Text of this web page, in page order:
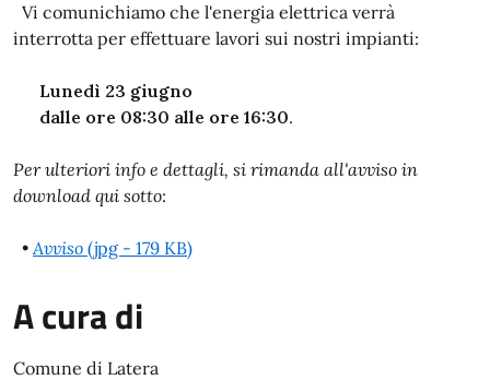
Vi comunichiamo che l'energia elettrica verrà
interrotta per effettuare lavori sui nostri impianti:
Lunedì 23 giugno
dalle ore 08:30 alle ore 16:30.
Per ulteriori info e dettagli, si rimanda all'avviso in
download qui sotto:
•Avviso (jpg - 179 KB)
A cura di
Comune di Latera